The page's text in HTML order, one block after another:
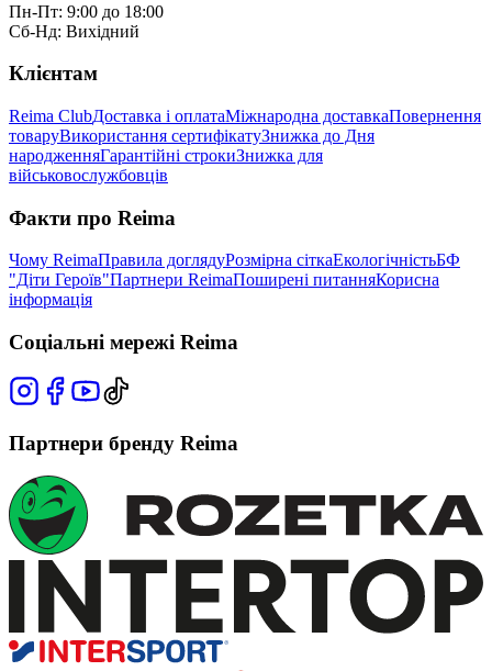
Пн-Пт: 9:00 до 18:00
Сб-Нд: Вихідний
Клієнтам
Reima ClubДоставка і оплатаМіжнародна доставкаПовернення
товаруВикористання сертифікатуЗнижка до Дня
народженняГарантійні строкиЗнижка для
військовослужбовців
Факти про Reima
Чому ReimaПравила доглядуРозмірна сіткаЕкологічністьБФ
"Діти Героїв"Партнери ReimaПоширені питанняКорисна
інформація
Соціальні мережі Reima
Партнери бренду Reima